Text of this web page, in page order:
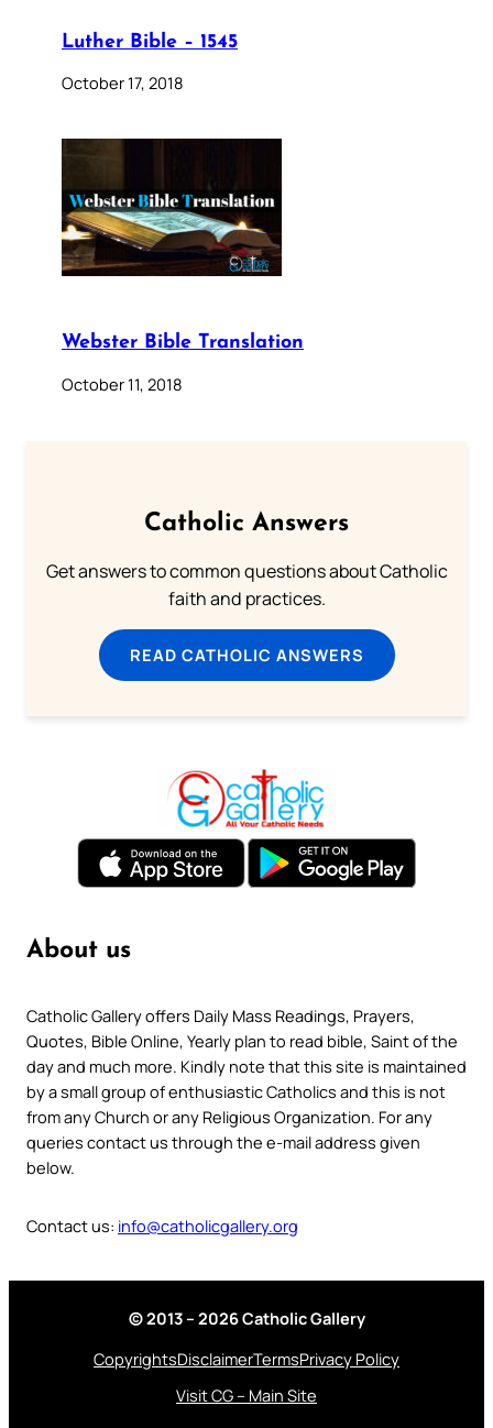
Luther Bible – 1545
October 17, 2018
Webster Bible Translation
October 11, 2018
Catholic Answers
Get answers to common questions about Catholic
faith and practices.
READ CATHOLIC ANSWERS
About us
Catholic Gallery offers Daily Mass Readings, Prayers,
Quotes, Bible Online, Yearly plan to read bible, Saint of the
day and much more. Kindly note that this site is maintained
by a small group of enthusiastic Catholics and this is not
from any Church or any Religious Organization. For any
queries contact us through the e-mail address given
below.
Contact us: info@catholicgallery.org
© 2013 – 2026 Catholic Gallery
CopyrightsDisclaimerTermsPrivacy Policy
Visit CG – Main Site